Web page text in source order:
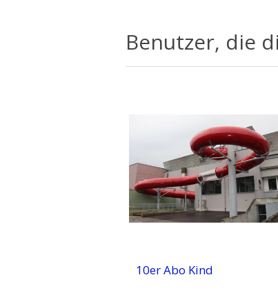
Benutzer, die
10er Abo Kind